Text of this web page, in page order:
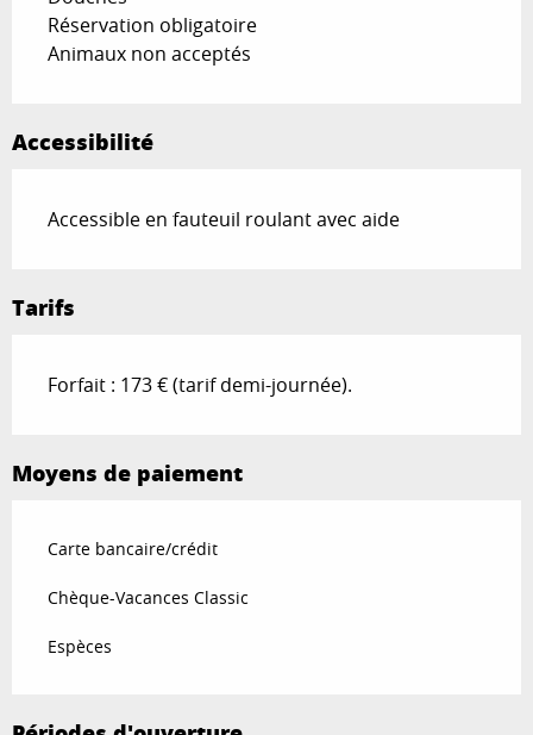
Réservation obligatoire
Animaux non acceptés
Accessibilité
Accessible en fauteuil roulant avec aide
Tarifs
Forfait : 173 € (tarif demi-journée).
Moyens de paiement
Carte bancaire/crédit
Chèque-Vacances Classic
Espèces